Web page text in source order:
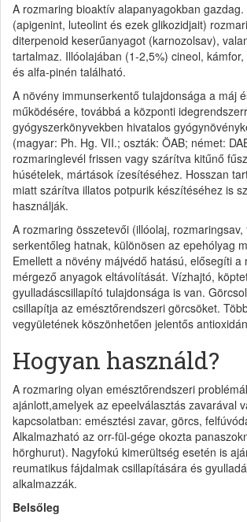
A rozmaring bioaktív alapanyagokban
(apigenint, luteolint és ezek glikozidjait)
diterpenoid keserűanyagot (karnozolsav),
tartalmaz. Illóolajában (1-2,5%) cineol,
és alfa-pinén található.
A növény immunserkentő tulajdonsága a máj
működésére, továbbá a központi
gyógyszerkönyvekben hivatalos
(magyar: Ph. Hg. VII.; oszták: ÖAB; német:
rozmaringlevél frissen vagy szárítva kitűnő
húsételek, mártások ízesítéséhez. Hosszan
miatt szárítva illatos potpurik készítéséhez is
használják.
A rozmaring összetevői (illóolaj,
serkentőleg hatnak, különösen az epehólyag
Emellett a növény májvédő hatású, elősegíti a
mérgező anyagok eltávolítását. Vízhajtó,
gyulladáscsillapító tulajdonsága is van.
csillapítja az emésztőrendszeri görcsöket.
vegyületének köszönhetően jelentős
Hogyan használd?
A rozmaring olyan emésztőrendszeri
ajánlott,amelyek az epeelválasztás zavarával
kapcsolatban: emésztési zavar, görcs,
Alkalmazható az orr-fül-gége okozta
hörghurut). Nagyfokú kimerültség esetén is
reumatikus fájdalmak csillapítására és
alkalmazzák.
Belsőleg